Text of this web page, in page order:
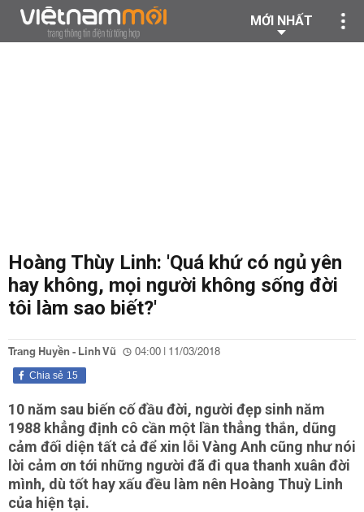
MỚI NHẤT
Hoàng Thùy Linh: 'Quá khứ có ngủ yên
hay không, mọi người không sống đời
tôi làm sao biết?'
Trang Huyền - Linh Vũ 04:00 | 11/03/2018
15
Chia sẻ
10 năm sau biến cố đầu đời, người đẹp sinh năm
1988 khẳng định cô cần một lần thẳng thắn, dũng
cảm đối diện tất cả để xin lỗi Vàng Anh cũng như nói
lời cảm ơn tới những người đã đi qua thanh xuân đời
mình, dù tốt hay xấu đều làm nên Hoàng Thuỳ Linh
của hiện tại.